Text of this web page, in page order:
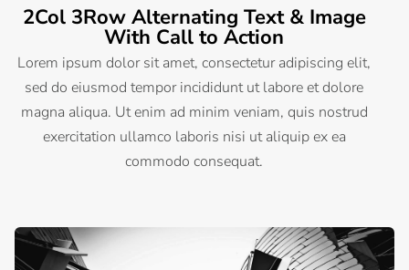
2Col 3Row Alternating Text & Image
With Call to Action
Lorem ipsum dolor sit amet, consectetur adipiscing elit,
sed do eiusmod tempor incididunt ut labore et dolore
magna aliqua. Ut enim ad minim veniam, quis nostrud
exercitation ullamco laboris nisi ut aliquip ex ea
commodo consequat.